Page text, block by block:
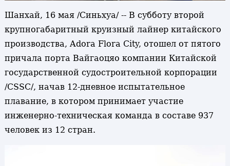
Шанхай, 16 мая /Синьхуа/ -- В субботу второй
крупногабаритный круизный лайнер китайского
производства, Adora Flora City, отошел от пятого
причала порта Вайгаоцяо компании Китайской
государственной судостроительной корпорации
/CSSC/, начав 12-дневное испытательное
плавание, в котором принимает участие
инженерно-техническая команда в составе 937
человек из 12 стран.